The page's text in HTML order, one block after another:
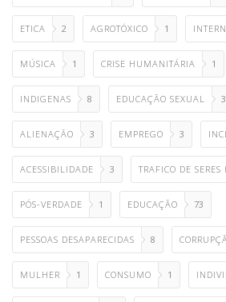
ETICA 2 AGROTÓXICO 1
MÚSICA 1 CRISE HUMANITÁRIA 1
INDIGENAS 8 EDUCAÇÃO SEXUAL 3
ALIENAÇÃO 3 EMPREGO 3
ACESSIBILIDADE 3 TRAFICO DE
PÓS-VERDADE 1 EDUCAÇÃO 73
PESSOAS DESAPARECIDAS 8
MULHER 1 CONSUMO 1